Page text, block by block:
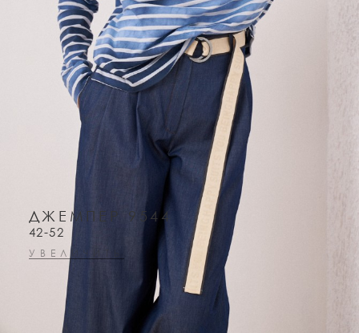
ДЖЕМПЕР 9544
42-52
УВЕЛИЧИТЬ